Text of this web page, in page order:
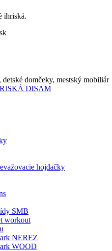
ihriská.
domčeky, mestský mobiliár
hojdačky
SMB
workout
NEREZ
WOOD